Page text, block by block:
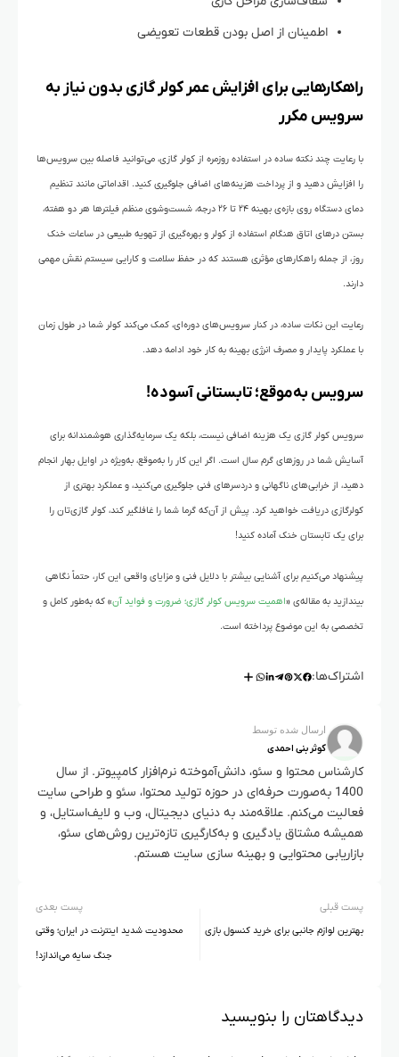
اطمینان از اصل بودن قطعات تعویضی
راهکارهایی برای افزایش عمر کولر گازی بدون نیاز به
سرویس مکرر
با رعایت چند نکته ساده در استفاده روزمره از کولر گازی، می‌توانید فاصله بین سرویس‌ها
را افزایش دهید و از پرداخت هزینه‌های اضافی جلوگیری کنید. اقداماتی مانند تنظیم
دمای دستگاه روی بازه‌ی بهینه ۲۴ تا ۲۶ درجه، شست‌وشوی منظم فیلترها هر دو هفته،
بستن درهای اتاق هنگام استفاده از کولر و بهره‌گیری از تهویه طبیعی در ساعات خنک
روز، از جمله راهکارهای مؤثری هستند که در حفظ سلامت و کارایی سیستم نقش مهمی
دارند.
رعایت این نکات ساده، در کنار سرویس‌های دوره‌ای، کمک می‌کند کولر شما در طول زمان
با عملکرد پایدار و مصرف انرژی بهینه به کار خود ادامه دهد.
سرویس به‌موقع؛ تابستانی آسوده!
سرویس کولر گازی یک هزینه اضافی نیست، بلکه یک سرمایه‌گذاری هوشمندانه برای
آسایش شما در روزهای گرم سال است. اگر این کار را به‌موقع، به‌ویژه در اوایل بهار انجام
دهید، از خرابی‌های ناگهانی و دردسرهای فنی جلوگیری می‌کنید، و عملکرد بهتری از
کولرگازی دریافت خواهید کرد. پیش از آن‌که گرما شما را غافلگیر کند، کولر گازی‌تان را
برای یک تابستان خنک آماده کنید!
پیشنهاد می‌کنیم برای آشنایی بیشتر با دلایل فنی و مزایای واقعی این کار، حتماً نگاهی
بیندازید به مقاله‌ی «اهمیت سرویس کولر گازی؛ ضرورت و فواید آن» که به‌طور کامل و
تخصصی به این موضوع پرداخته است.
اشتراک‌ها:
ارسال شده توسط
کوثر بنی احمدی
کارشناس محتوا و سئو، دانش‌آموخته نرم‌افزار کامپیوتر. از سال
1400 به‌صورت حرفه‌ای در حوزه تولید محتوا، سئو و طراحی سایت
فعالیت می‌کنم. علاقه‌مند به دنیای دیجیتال، وب و لایف‌استایل، و
همیشه مشتاق یادگیری و به‌کارگیری تازه‌ترین روش‌های سئو،
بازاریابی محتوایی و بهینه سازی سایت هستم.
پست قبلی
بهترین لوازم جانبی برای خرید کنسول بازی
پست بعدی
محدودیت شدید اینترنت در ایران؛ وقتی
جنگ سایه می‌اندازد!
دیدگاهتان را بنویسید